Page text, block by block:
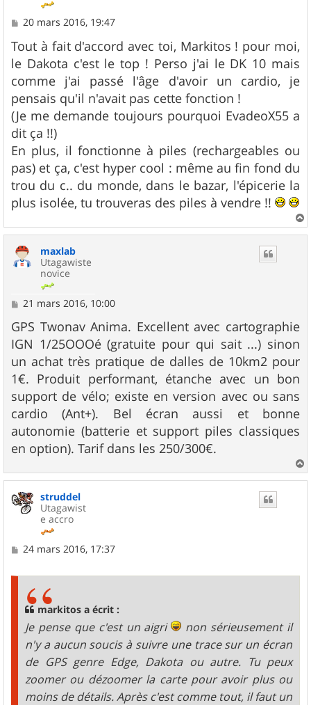
M
s
s
a
g
e
20 mars 2016, 19:47
Tout à fait d'accord avec toi, Markitos ! pour moi,
le Dakota c'est le top ! Perso j'ai le DK 10 mais
comme j'ai passé l'âge d'avoir un cardio, je
pensais qu'il n'avait pas cette fonction !
(Je me demande toujours pourquoi EvadeoX55 a
dit ça !!)
En plus, il fonctionne à piles (rechargeables ou
pas) et ça, c'est hyper cool : même au fin fond du
trou du c.. du monde, dans le bazar, l'épicerie la
plus isolée, tu trouveras des piles à vendre !!
a
maxlab
Utagawiste
novice
M
s
s
a
g
e
21 mars 2016, 10:00
GPS Twonav Anima. Excellent avec cartographie
IGN 1/25OOOé (gratuite pour qui sait ...) sinon
un achat très pratique de dalles de 10km2 pour
1€. Produit performant, étanche avec un bon
support de vélo; existe en version avec ou sans
cardio (Ant+). Bel écran aussi et bonne
autonomie (batterie et support piles classiques
en option). Tarif dans les 250/300€.
a
struddel
Utagawist
e accro
M
24 mars 2016, 17:37
markitos a écrit :
Je pense que c'est un aigri
non sérieusement il
n'y a aucun soucis à suivre une trace sur un écran
de GPS genre Edge, Dakota ou autre. Tu peux
zoomer ou dézoomer la carte pour avoir plus ou
moins de détails. Après c'est comme tout, il faut un